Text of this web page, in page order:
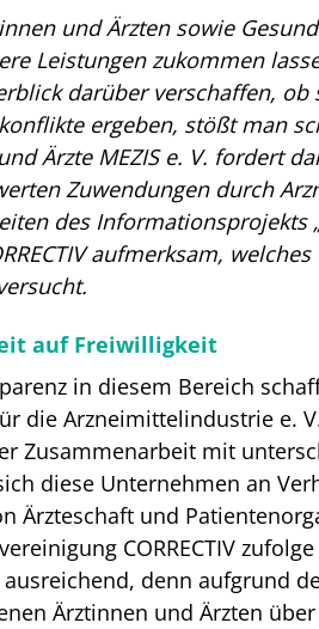
und Ärzten sowie
Leistungen zukommen
darüber verschaffen,
ergeben, stößt man
Ärzte MEZIS e. V. fordert
Zuwendungen durch
des Informationsprojekts
aufmerksam,
auf Freiwilligkeit
in diesem Bereich
die Arzneimittelindustrie e.
Zusammenarbeit mit
diese Unternehmen an
Ärzteschaft und
CORRECTIV
denn aufgrund
Ärztinnen und Ärzten